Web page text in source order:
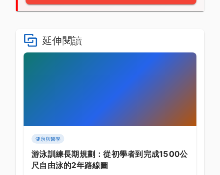
延伸閱讀
健康與醫學
游泳訓練長期規劃：從初學者到完成1500公
尺自由泳的2年路線圖